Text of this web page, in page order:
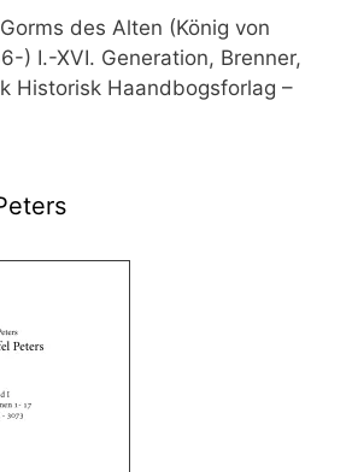
des Alten (König von
) I.-XVI. Generation, Brenner,
Historisk Haandbogsforlag –